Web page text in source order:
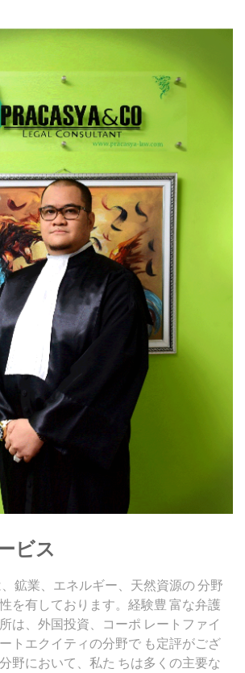
ビス
鉱業、エネルギー、天然資源の 分野
を有しております。経験豊 富な弁護
は、外国投資、コーポ レートファイ
トエクイティの分野で も定評がござ
野において、私た ちは多くの主要な